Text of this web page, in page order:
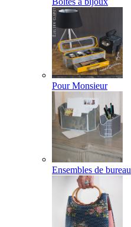
Pour Monsieur
Ensembles de bureau